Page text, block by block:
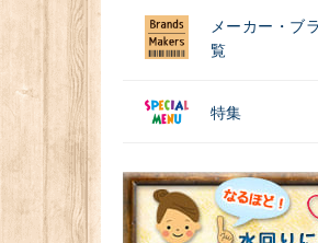
メーカー・ブ
覧
特集